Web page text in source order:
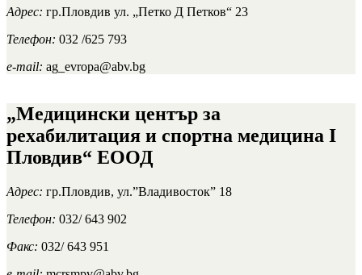
Адрес: гр.Пловдив ул. „Петко Д Петков“ 23
Телефон: 032 /625 793
e-mail: ag_evropa@abv.bg
„Медицински център за
рехабилитация и спортна медицина I
Пловдив“ ЕООД
Адрес: гр.Пловдив, ул.”Владивосток” 18
Телефон: 032/ 643 902
Факс: 032/ 643 951